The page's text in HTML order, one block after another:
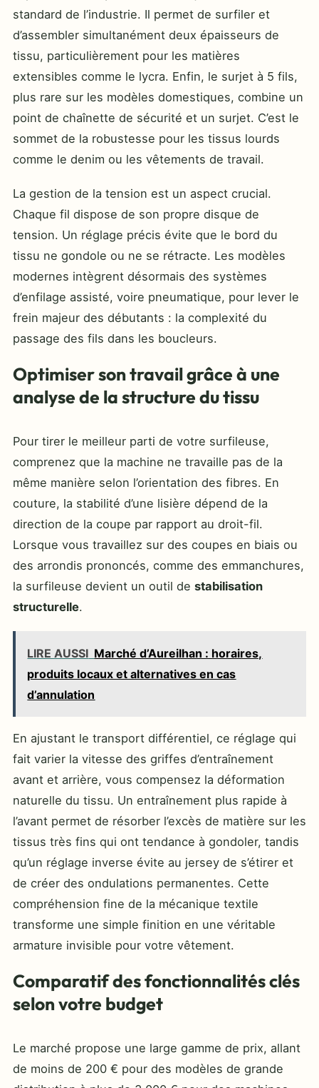
standard de l’industrie. Il permet de surfiler et
d’assembler simultanément deux épaisseurs de
tissu, particulièrement pour les matières
extensibles comme le lycra. Enfin, le surjet à 5 fils,
plus rare sur les modèles domestiques, combine un
point de chaînette de sécurité et un surjet. C’est le
sommet de la robustesse pour les tissus lourds
comme le denim ou les vêtements de travail.
La gestion de la tension est un aspect crucial.
Chaque fil dispose de son propre disque de
tension. Un réglage précis évite que le bord du
tissu ne gondole ou ne se rétracte. Les modèles
modernes intègrent désormais des systèmes
d’enfilage assisté, voire pneumatique, pour lever le
frein majeur des débutants : la complexité du
passage des fils dans les boucleurs.
Optimiser son travail grâce à une
analyse de la structure du tissu
Pour tirer le meilleur parti de votre surfileuse,
comprenez que la machine ne travaille pas de la
même manière selon l’orientation des fibres. En
couture, la stabilité d’une lisière dépend de la
direction de la coupe par rapport au droit-fil.
Lorsque vous travaillez sur des coupes en biais ou
des arrondis prononcés, comme des emmanchures,
la surfileuse devient un outil de stabilisation
structurelle.
LIRE AUSSI Marché d’Aureilhan : horaires,
produits locaux et alternatives en cas
d’annulation
En ajustant le transport différentiel, ce réglage qui
fait varier la vitesse des griffes d’entraînement
avant et arrière, vous compensez la déformation
naturelle du tissu. Un entraînement plus rapide à
l’avant permet de résorber l’excès de matière sur les
tissus très fins qui ont tendance à gondoler, tandis
qu’un réglage inverse évite au jersey de s’étirer et
de créer des ondulations permanentes. Cette
compréhension fine de la mécanique textile
transforme une simple finition en une véritable
armature invisible pour votre vêtement.
Comparatif des fonctionnalités clés
selon votre budget
Le marché propose une large gamme de prix, allant
de moins de 200 € pour des modèles de grande